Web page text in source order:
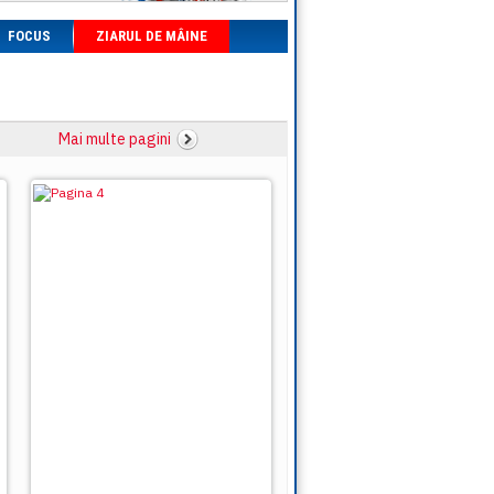
FOCUS ZIARUL DE MÂINE
Mai multe pagini